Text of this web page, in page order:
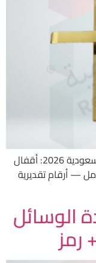
دليل أسعار أقفال الفنادق الإلكترونية في السعودية 2026: أقفال
— أرقام تقديرية
الوسائل